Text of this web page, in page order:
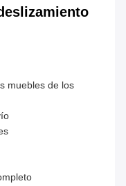
muebles de los